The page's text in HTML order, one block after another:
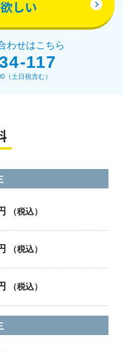
しい
わせはこちら
117
（土日祝含む）
（税込）
（税込）
（税込）